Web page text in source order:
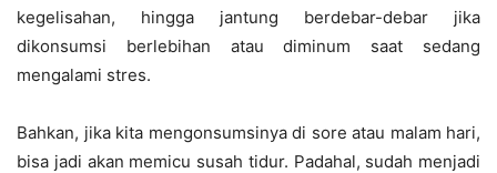
kegelisahan, hingga jantung berdebar-debar jika
dikonsumsi berlebihan atau diminum saat sedang
mengalami stres.
Bahkan, jika kita mengonsumsinya di sore atau malam hari,
bisa jadi akan memicu susah tidur. Padahal, sudah menjadi